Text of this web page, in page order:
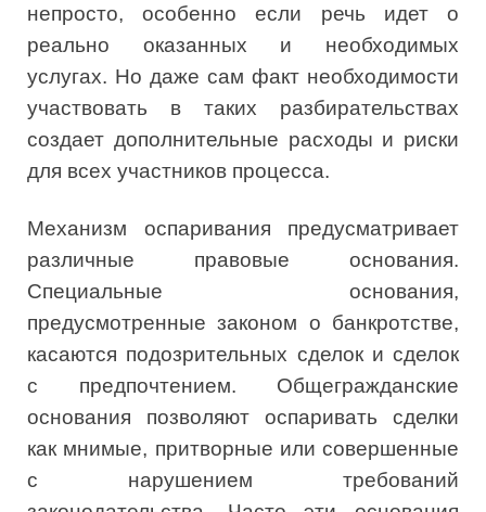
непросто, особенно если речь идет о
реально оказанных и необходимых
услугах. Но даже сам факт необходимости
участвовать в таких разбирательствах
создает дополнительные расходы и риски
для всех участников процесса.
Механизм оспаривания предусматривает
различные правовые основания.
Специальные основания,
предусмотренные законом о банкротстве,
касаются подозрительных сделок и сделок
с предпочтением. Общегражданские
основания позволяют оспаривать сделки
как мнимые, притворные или совершенные
с нарушением требований